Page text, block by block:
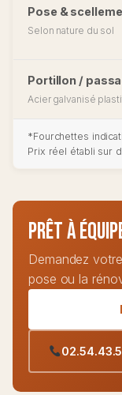
Pose &
Selon nature du sol
Portillon /
Acier galvanisé
*Fourchettes
Prix réel établi sur
Prêt à
Demandez
pose ou la